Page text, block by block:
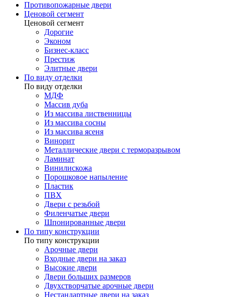
Противопожарные двери
Ценовой сегмент
Ценовой сегмент
Дорогие
Эконом
Бизнес-класс
Престиж
Элитные двери
По виду отделки
По виду отделки
МДФ
Массив дуба
Из массива лиственницы
Из массива сосны
Из массива ясеня
Винорит
Металлические двери с терморазрывом
Ламинат
Винилискожа
Порошковое напыление
Пластик
ПВХ
Двери с резьбой
Филенчатые двери
Шпонированные двери
По типу конструкции
По типу конструкции
Арочные двери
Входные двери на заказ
Высокие двери
Двери больших размеров
Двухстворчатые арочные двери
Нестандартные двери на заказ